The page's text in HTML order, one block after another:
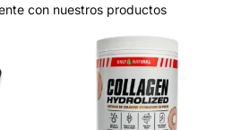
con nuestros productos